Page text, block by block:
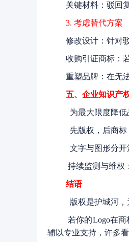
关键材料：驳回
3. 考虑替代方案
修改设计：针对
收购引证商标：
重塑品牌：在无
五、企业知识产
为最大限度降低
先版权，后商标
文字与图形分开
持续监测与维权
结语
版权是护城河，
若你的Logo在
辅以专业支持，许多